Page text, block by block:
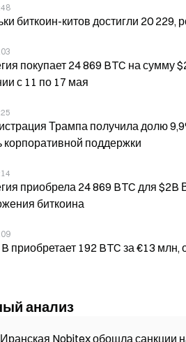
биткоин-китов достигли 20 229,
покупает 24 869 BTC на сумму
с 11 по 17 мая
Трампа получила долю
корпоративной поддержки
приобрела 24 869 BTC для $2B
биткоина
приобретает 192 BTC за €13
анализ
Nobitex обошла санкции